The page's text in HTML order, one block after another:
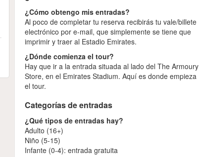
¿Cómo obtengo mis entradas?
Al poco de completar tu reserva recibirás tu vale/billete
electrónico por e-mail, que simplemente se tiene que
imprimir y traer al Estadio Emirates.
¿Dónde comienza el tour?
Hay que ir a la entrada situada al lado del The Armoury
Store, en el Emirates Stadium. Aquí es donde empieza
el tour.
Categorías de entradas
¿Qué tipos de entradas hay?
Adulto (16+)
Niño (5-15)
Infante (0-4): entrada gratuita